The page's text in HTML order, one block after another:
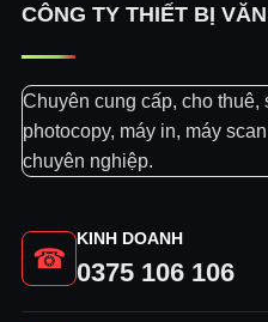
CÔNG TY THIẾT BỊ
Chuyên cung cấp, cho
photocopy, máy in, máy
chuyên nghiệp.
☎
KINH DOANH
0375 106 106